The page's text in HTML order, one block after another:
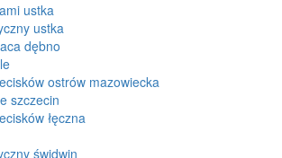
ustka
ustka
dębno
ostrów mazowiecka
szczecin
łęczna
świdwin